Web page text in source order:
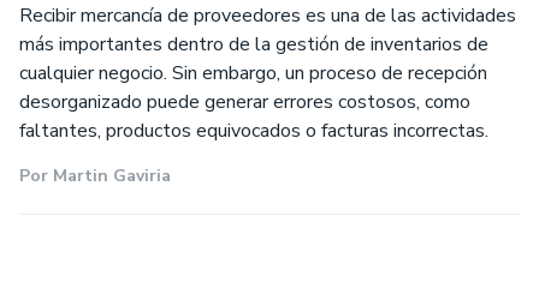
Recibir mercancía de proveedores es una de las actividades
más importantes dentro de la gestión de inventarios de
cualquier negocio. Sin embargo, un proceso de recepción
desorganizado puede generar errores costosos, como
faltantes, productos equivocados o facturas incorrectas.
Por Martin Gaviria